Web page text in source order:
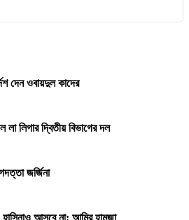
দেন ওবায়দুল কাদের
লিগার দ্বিতীয় বিভাগের দল
জর্জিনা